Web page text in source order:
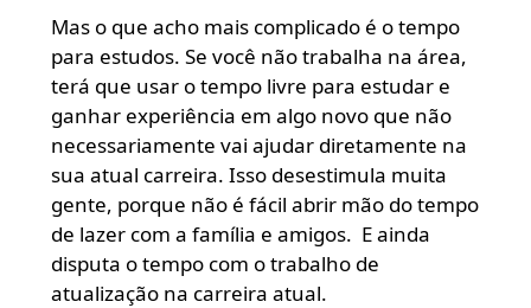
Mas o que acho mais complicado é o tempo
para estudos. Se você não trabalha na área,
terá que usar o tempo livre para estudar e
ganhar experiência em algo novo que não
necessariamente vai ajudar diretamente na
sua atual carreira. Isso desestimula muita
gente, porque não é fácil abrir mão do tempo
de lazer com a família e amigos. E ainda
disputa o tempo com o trabalho de
atualização na carreira atual.